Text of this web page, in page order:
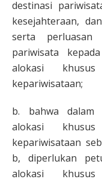
destinasi
kesejahteraan,
serta
pariwisata
alokasi
kepariwisataan;
b. bahwa dalam
alokasi
kepariwisataan
b, diperlukan
alokasi